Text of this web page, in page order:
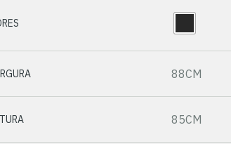
88CM
85CM